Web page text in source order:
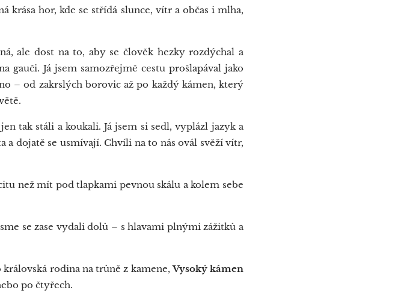
krása hor, kde se střídá slunce, vítr a občas i mlha,
ale dost na to, aby se člověk hezky rozdýchal a
Já jsem samozřejmě cestu prošlapával jako
– od zakrslých borovic až po každý kámen, který
tak stáli a koukali. Já jsem si sedl, vyplázl jazyk a
dojatě se usmívají. Chvíli na to nás ovál svěží vítr,
než mít pod tlapkami pevnou skálu a kolem sebe
se zase vydali dolů – s hlavami plnými zážitků a
rodina na trůně z kamene,Vysoký kámen
po čtyřech.